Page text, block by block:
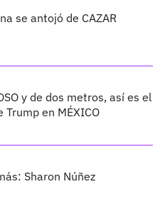
se antojó de CAZAR
y de dos metros, así es el
Trump en MÉXICO
Sharon Núñez